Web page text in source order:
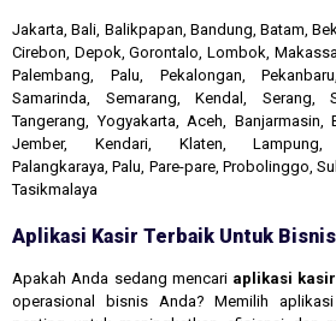
Jakarta, Bali, Balikpapan, Bandung, Batam,
Cirebon, Depok, Gorontalo, Lombok,
Palembang, Palu, Pekalongan,
Samarinda, Semarang, Kendal, Serang,
Tangerang, Yogyakarta, Aceh, Banjarmasin,
Jember, Kendari, Klaten, Lampung,
Palangkaraya, Palu, Pare-pare, Probolinggo,
Tasikmalaya
Aplikasi Kasir Terbaik Untuk Bisnis
Apakah Anda sedang mencari aplikasi
operasional bisnis Anda? Memilih